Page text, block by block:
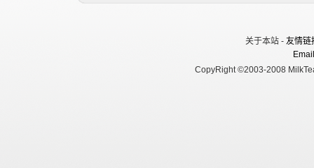
关于本站 - 友情链
CopyRight ©2003-2008